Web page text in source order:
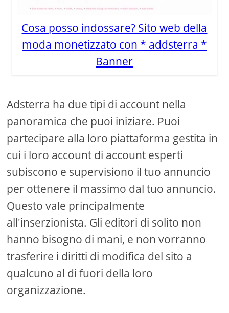
Cosa posso indossare? Sito web della
moda monetizzato con * addsterra *
Banner
Adsterra ha due tipi di account nella
panoramica che puoi iniziare. Puoi
partecipare alla loro piattaforma gestita in
cui i loro account di account esperti
subiscono e supervisiono il tuo annuncio
per ottenere il massimo dal tuo annuncio.
Questo vale principalmente
all'inserzionista. Gli editori di solito non
hanno bisogno di mani, e non vorranno
trasferire i diritti di modifica del sito a
qualcuno al di fuori della loro
organizzazione.